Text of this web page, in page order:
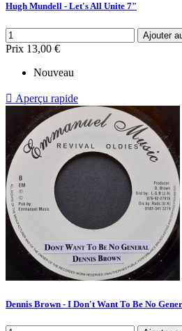
Hugh Mundell - Let's All Unite 7"
Ajouter
Prix 13,00 €
Nouveau
 Aperçu rapide
Dennis Brown - I Don't Want To Be No